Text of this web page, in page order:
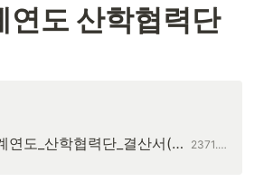
도 산학협력단
2019회계연도_산학협력단_결산서(제출용)★.pdf
2371.8KB